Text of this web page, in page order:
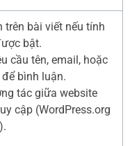
trên bài viết nếu tính
bật.
cầu tên, email, hoặc
bình luận.
tác giữa website
cập (WordPress.org